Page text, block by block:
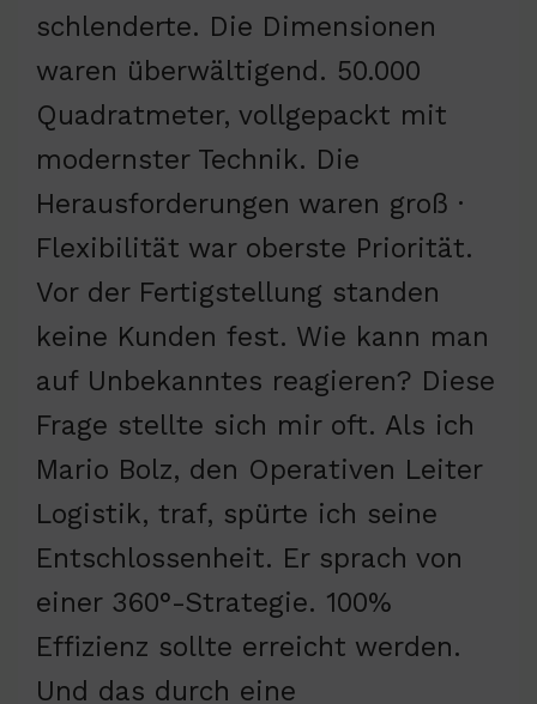
schlenderte. Die Dimensionen
waren überwältigend. 50.000
Quadratmeter, vollgepackt mit
modernster Technik. Die
Herausforderungen waren groß ·
Flexibilität war oberste Priorität.
Vor der Fertigstellung standen
keine Kunden fest. Wie kann man
auf Unbekanntes reagieren? Diese
Frage stellte sich mir oft. Als ich
Mario Bolz, den Operativen Leiter
Logistik, traf, spürte ich seine
Entschlossenheit. Er sprach von
einer 360°-Strategie. 100%
Effizienz sollte erreicht werden.
Und das durch eine